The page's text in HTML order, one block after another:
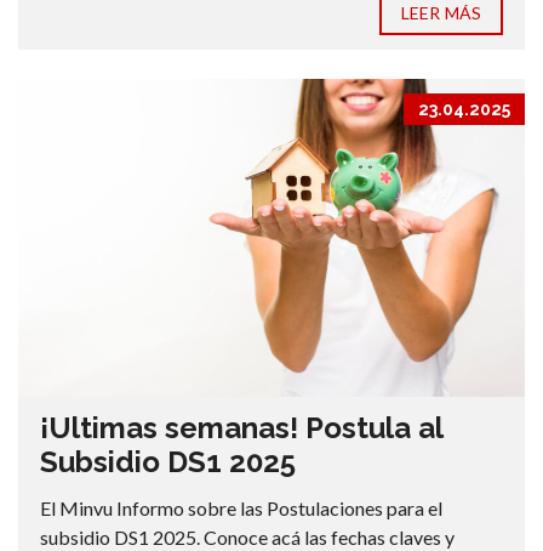
LEER MÁS
23.04.2025
¡Ultimas semanas! Postula al
Subsidio DS1 2025
El Minvu Informo sobre las Postulaciones para el
subsidio DS1 2025. Conoce acá las fechas claves y